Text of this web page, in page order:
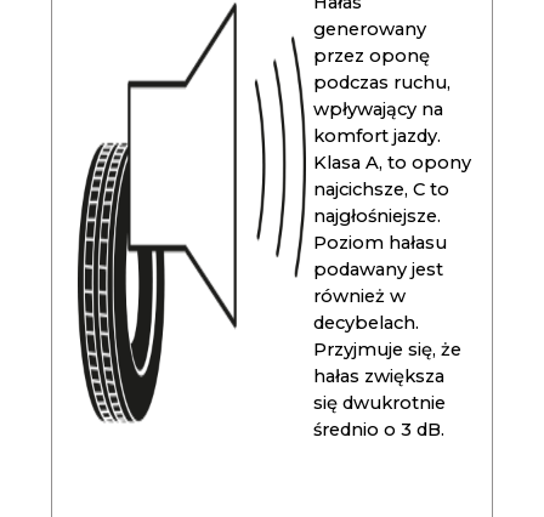
generowany
przez oponę
podczas ruchu,
wpływający na
komfort jazdy.
Klasa A, to opony
najcichsze, C to
najgłośniejsze.
Poziom hałasu
podawany jest
również w
decybelach.
Przyjmuje się, że
hałas zwiększa
się dwukrotnie
średnio o 3 dB.